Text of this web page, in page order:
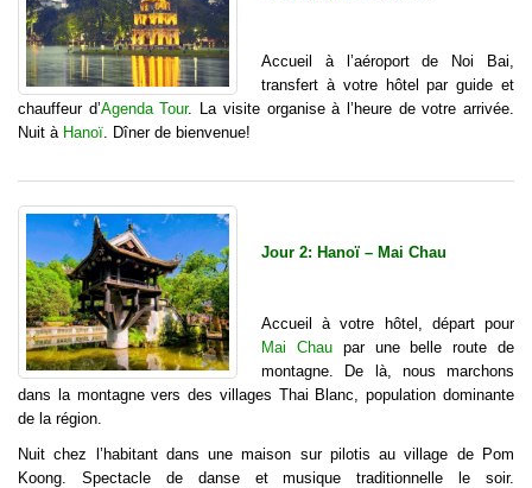
Accueil à l’aéroport de Noi Bai,
transfert à votre hôtel par guide et
chauffeur d’Agenda Tour. La visite organise à l’heure de votre arrivée.
Nuit à Hanoï . Dîner de bienvenue!
Jour 2: Hanoï – Mai Chau
Accueil à votre hôtel, départ pour
Mai Chaupar une belle route de
montagne. De là, nous marchons
dans la montagne vers des villages Thai Blanc, population dominante
de la région.
Nuit chez l’habitant dans une maison sur pilotis au village de Pom
Koong. Spectacle de danse et musique traditionnelle le soir.